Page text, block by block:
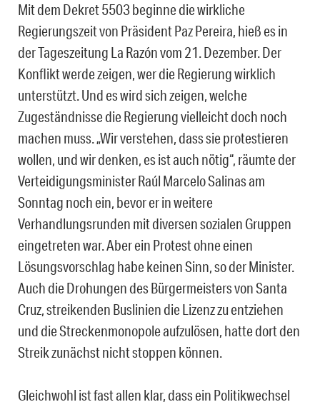
Mit dem Dekret 5503 beginne die wirkliche
Regierungszeit von Präsident Paz Pereira, hieß es in
der Tageszeitung La Razón vom 21. Dezember. Der
Konflikt werde zeigen, wer die Regierung wirklich
unterstützt. Und es wird sich zeigen, welche
Zugeständnisse die Regierung vielleicht doch noch
machen muss. „Wir verstehen, dass sie protestieren
wollen, und wir denken, es ist auch nötig“, räumte der
Verteidigungsminister Raúl Marcelo Salinas am
Sonntag noch ein, bevor er in weitere
Verhandlungsrunden mit diversen sozialen Gruppen
eingetreten war. Aber ein Protest ohne einen
Lösungsvorschlag habe keinen Sinn, so der Minister.
Auch die Drohungen des Bürgermeisters von Santa
Cruz, streikenden Buslinien die Lizenz zu entziehen
und die Streckenmonopole aufzulösen, hatte dort den
Streik zunächst nicht stoppen können.
Gleichwohl ist fast allen klar, dass ein Politikwechsel